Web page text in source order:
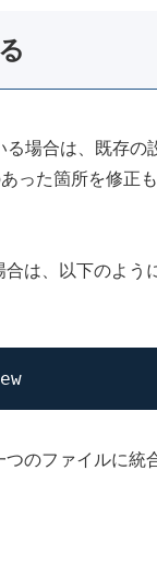
場合は、既存の
った箇所を修正
は、以下のよう
のファイルに統